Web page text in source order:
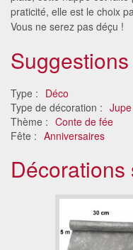
praticité, elle est le choix
Vous ne serez pas déçu !
Type : Déco
Type de décoration :
Thème : Conte de fée
Fête : Anniversaires